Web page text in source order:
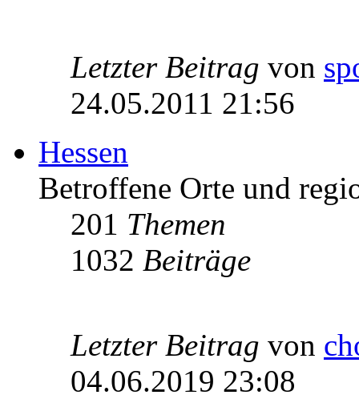
Letzter Beitrag von
24.05.2011 21:56
Hessen
Betroffene Orte und
201 Themen
1032 Beiträge
Letzter Beitrag von
04.06.2019 23:08